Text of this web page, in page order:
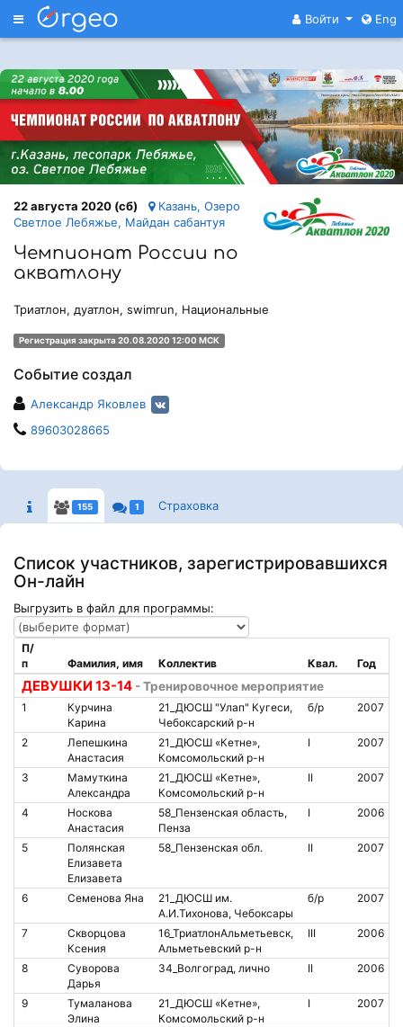
Меню Войти Eng
22 августа 2020 (сб)
Казань, Озеро
Светлое Лебяжье, Майдан сабантуя
Чемпионат России по
акватлону
Триатлон, дуатлон, swimrun, Национальные
Регистрация закрыта 20.08.2020 12:00 МСК
Событие создал
Александр Яковлев
89603028665
155 1 Страховка
Список участников, зарегистрировавшихся
Он-лайн
Выгрузить в файл для программы:
ДЕВУШКИ 13-14 - Тренировочное мероприятие
П/
п
Фамилия, имя Коллектив Квал. Год
1
Курчина
Карина
21_ДЮСШ "Улап" Кугеси,
Чебоксарский р-н
б/р 2007
2
Лепешкина
Анастасия
21_ДЮСШ «Кетне»,
Комсомольский р-н
I 2007
3
Мамуткина
Александра
21_ДЮСШ «Кетне»,
Комсомольский р-н
II 2007
4
Носкова
Анастасия
58_Пензенская область,
Пенза
I 2006
5
Полянская
Елизавета
Елизавета
58_Пензенская обл. II 2007
6 Семенова Яна
21_ДЮСШ им.
А.И.Тихонова, Чебоксары
б/р 2007
7
Скворцова
Ксения
16_ТриатлонАльметьевск,
Альметьевский р-н
III 2006
8
Суворова
Дарья
34_Волгоград, лично II 2006
9
Тумаланова
Элина
21_ДЮСШ «Кетне»,
Комсомольский р-н
I 2007